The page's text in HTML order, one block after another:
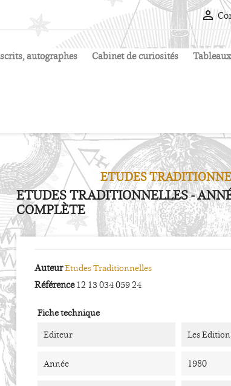

autographes Cabinet de curiosités
ETUDES
ETUDES TRADITIONNELLES -
COMPLÈTE
AuteurEtudes Traditionnelles
Référence 12 13 034 059 24
Fiche technique
Editeur
Les
Année 1980